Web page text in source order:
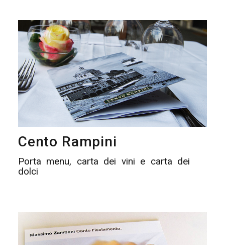
Cento Rampini
Porta menu, carta dei vini e carta dei
dolci